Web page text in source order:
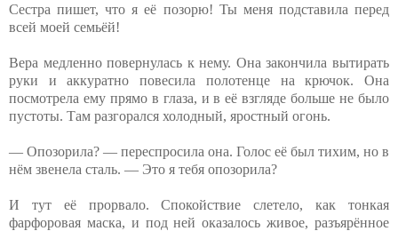
Сестра пишет, что я её позорю! Ты меня подставила перед
всей моей семьёй!
Вера медленно повернулась к нему. Она закончила вытирать
руки и аккуратно повесила полотенце на крючок. Она
посмотрела ему прямо в глаза, и в её взгляде больше не было
пустоты. Там разгорался холодный, яростный огонь.
— Опозорила? — переспросила она. Голос её был тихим, но в
нём звенела сталь. — Это я тебя опозорила?
И тут её прорвало. Спокойствие слетело, как тонкая
фарфоровая маска, и под ней оказалось живое, разъярённое